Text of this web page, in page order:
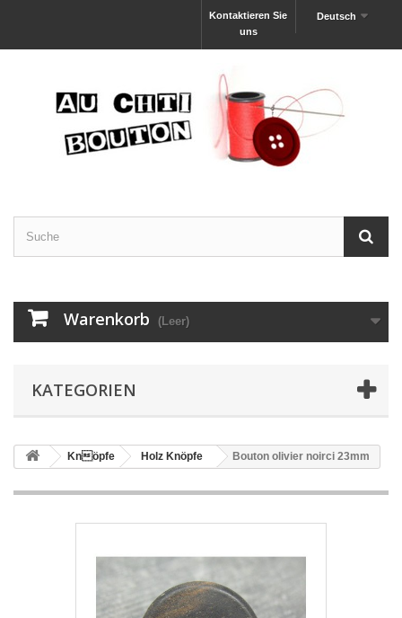
Deutsch
Kontaktieren Sie
uns
Warenkorb (Leer)
KATEGORIEN
Knöpfe Holz Knöpfe Bouton olivier noirci 23mm